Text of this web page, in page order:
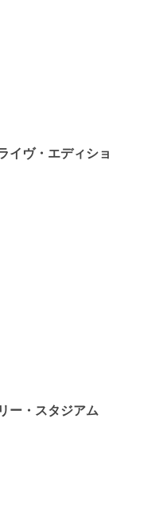
イヴ・エディショ
ー・スタジアム